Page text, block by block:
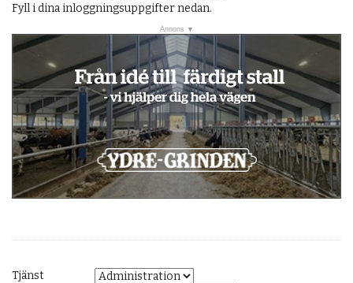
Fyll i dina inloggningsuppgifter nedan.
Tjänst